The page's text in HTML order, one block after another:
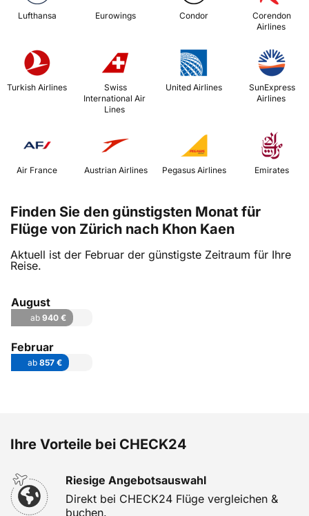
Lufthansa Eurowings Condor
Corendon
Airlines
Turkish Airlines
International Air
Lines
United Airlines
Airlines
Air France Austrian Airlines Emirates
Finden Sie den günstigsten Monat für
Flüge von Zürich nach Khon Kaen
Aktuell ist der Februar der günstigste Zeitraum für Ihre
Reise.
August
ab 940 €
Februar
ab857 €
Ihre Vorteile bei CHECK24
Riesige Angebotsauswahl
Direkt bei CHECK24 Flüge vergleichen &
buchen.